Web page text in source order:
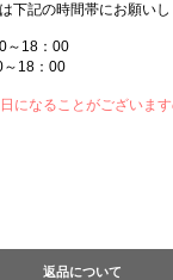
下記の時間帯にお願い
：00
18：00
になることがございま
返品について